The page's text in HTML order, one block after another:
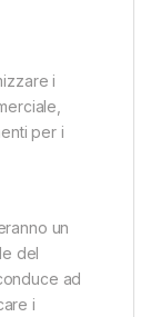
i
per i
un
del
ad
i